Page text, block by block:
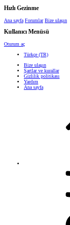
Hızlı Gezinme
Ana sayfa Forumlar Bize ulaşın
Kullanıcı Menüsü
Oturum aç
Türkçe (TR)
Bize ulaşın
Şartlar ve kurallar
Gizlilik politikası
Yardım
Ana sayfa